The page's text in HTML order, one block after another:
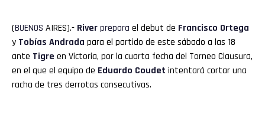
(BUENOS AIRES).- Riverprepara el debut de Francisco Ortega
y Tobías Andrada para el partido de este sábado a las 18
ante Tigre en Victoria, por la cuarta fecha del Torneo Clausura,
en el que el equipo de Eduardo Coudet intentará cortar una
racha de tres derrotas consecutivas.